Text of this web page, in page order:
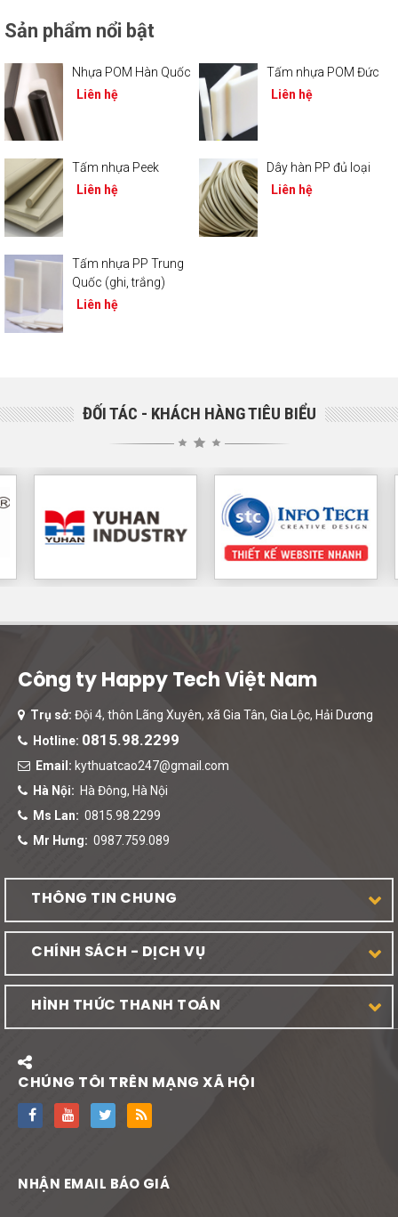
Sản phẩm nổi bật
Nhựa POM Hàn Quốc
Liên hệ
Tấm nhựa POM Đức
Liên hệ
Tấm nhựa Peek
Liên hệ
Dây hàn PP đủ loại
Liên hệ
Tấm nhựa PP Trung
Quốc (ghi, trắng)
Liên hệ
ĐỐI TÁC - KHÁCH HÀNG TIÊU BIỂU
Công ty Happy Tech Việt Nam
Trụ sở: Đội 4, thôn Lãng Xuyên, xã Gia Tân, Gia Lộc, Hải Dương
Hotline: 0815.98.2299
Email: kythuatcao247@gmail.com
Hà Nội: Hà Đông, Hà Nội
Ms Lan: 0815.98.2299
Mr Hưng: 0987.759.089
THÔNG TIN CHUNG
CHÍNH SÁCH - DỊCH VỤ
HÌNH THỨC THANH TOÁN
CHÚNG TÔI TRÊN MẠNG XÃ HỘI
NHẬN EMAIL BÁO GIÁ